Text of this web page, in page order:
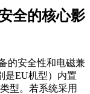
全的核心影
的安全性和电磁兼
是EU机型）内置
型。若系统采用